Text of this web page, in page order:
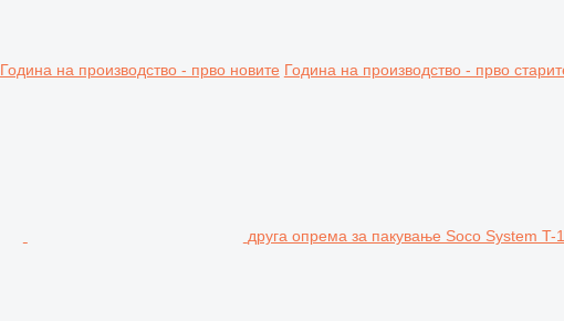
Година на производство - прво новите Година на производство - прво
друга опрема за пакување Soco System T-